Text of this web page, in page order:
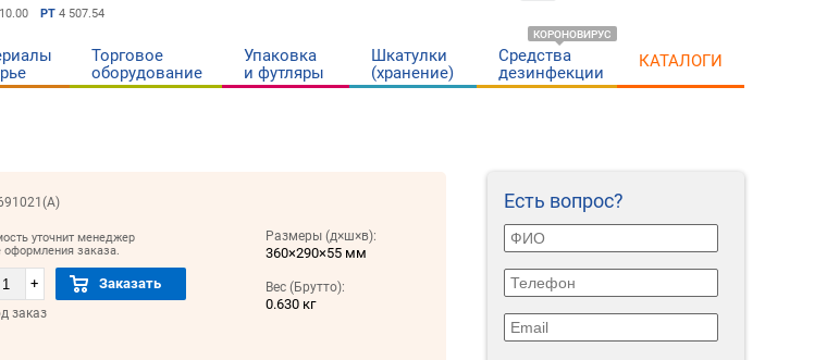
PT 4 507.54
Торговое
оборудование
Упаковка
и футляры
Шкатулки
(хранение)
Средства
дезинфекции
КОРОНОВИРУС
КАТАЛОГИ
Есть вопрос?
уточнит менеджер
оформления заказа.
+ Заказать
заказ
Размеры (д×ш×в):
360×290×55 мм
Вес (Брутто):
0.630 кг